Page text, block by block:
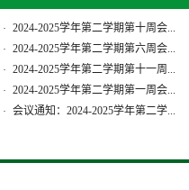
· 2024-2025学年第二学期第十周会...
· 2024-2025学年第二学期第六周会...
· 2024-2025学年第二学期第十一周...
· 2024-2025学年第二学期第一周会...
· 会议通知：2024-2025学年第二学...